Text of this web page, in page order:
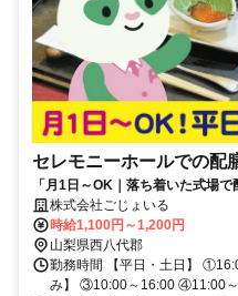
セレモニーホールでの配
「月1日～OK｜落ち着いた式場
代女性活躍中／自由シフト
株式会社ごじょいる
時給1,100円～1,200円
山梨県西八代郡
勤務時間 【平日・土日】
み】 ③10:00～16:00 ④11:00